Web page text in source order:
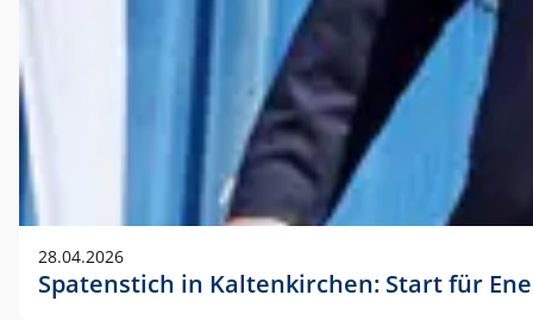
28.04.2026
Spatenstich in Kaltenkirchen: Start für